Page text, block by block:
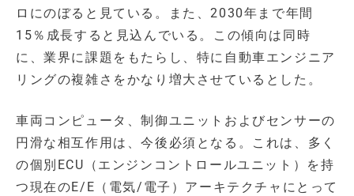
ロにのぼると見ている。また、2030年まで年間
15％成長すると見込んでいる。この傾向は同時
に、業界に課題をもたらし、特に自動車エンジニア
リングの複雑さをかなり増大させているとした。
車両コンピュータ、制御ユニットおよびセンサーの
円滑な相互作用は、今後必須となる。これは、多く
の個別ECU（エンジンコントロールユニット）を持
つ現在のE/E（電気/電子）アーキテクチャにとって